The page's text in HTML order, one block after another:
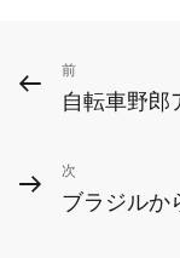
投
稿
ナ
ビ
前
の
稿
前
自転車野郎
次
の
次
ブラジルか